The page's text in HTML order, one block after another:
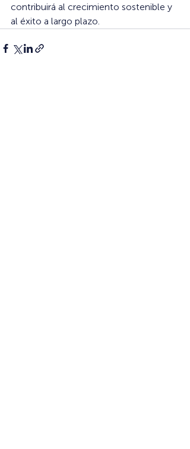
contribuirá al crecimiento sostenible y
al éxito a largo plazo.